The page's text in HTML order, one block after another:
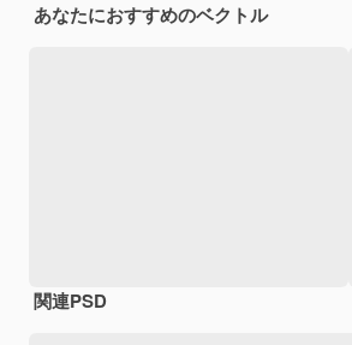
あなたにおすすめのベクトル
関連PSD